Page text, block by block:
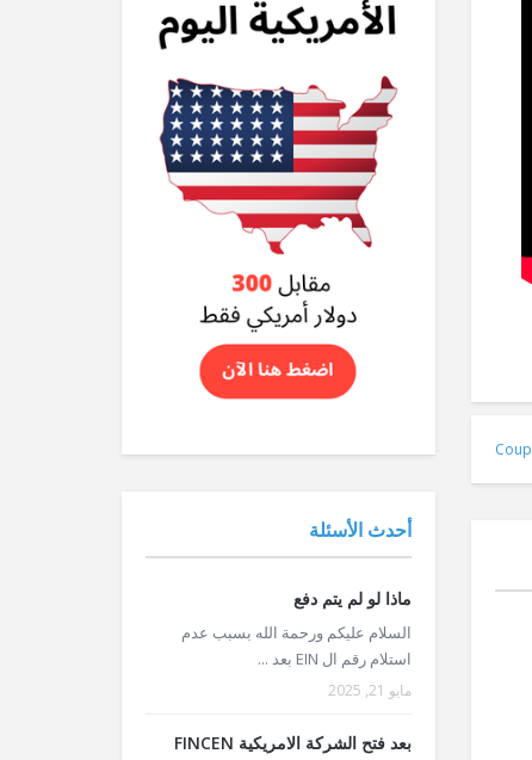
أحدث الأسئلة
ماذا لو لم يتم دفع
السلام عليكم ورحمة الله بسبب عدم
استلام رقم ال EIN بعد ...
مايو 21, 2025
بعد فتح الشركة الامريكية FINCEN